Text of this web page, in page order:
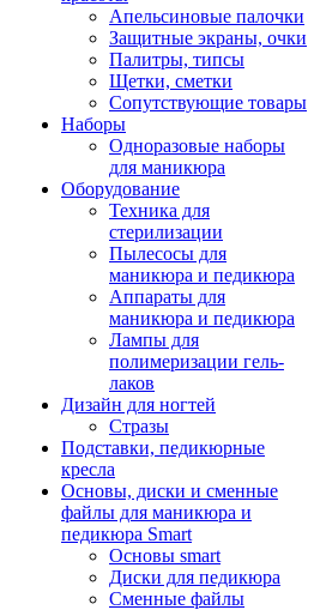
Апельсиновые палочки
Защитные экраны, очки
Палитры, типсы
Щетки, сметки
Сопутствующие товары
Наборы
Одноразовые наборы
для маникюра
Оборудование
Техника для
стерилизации
Пылесосы для
маникюра и педикюра
Аппараты для
маникюра и педикюра
Лампы для
полимеризации гель-
лаков
Дизайн для ногтей
Стразы
Подставки, педикюрные
кресла
Основы, диски и сменные
файлы для маникюра и
педикюра Smart
Основы smart
Диски для педикюра
Сменные файлы